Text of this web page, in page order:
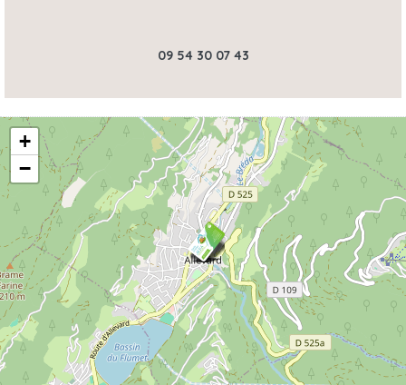
09 54 30 07 43
+
−